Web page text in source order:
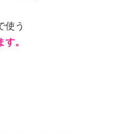
使う
。